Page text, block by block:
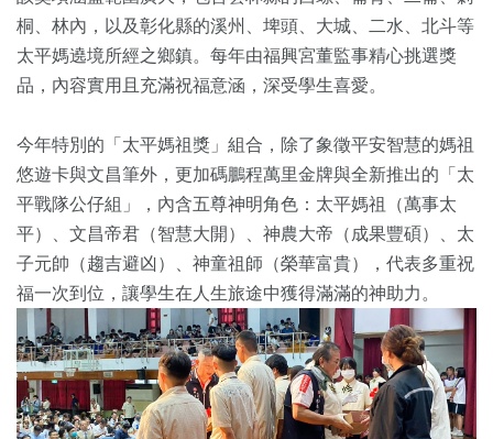
桐、林內，以及彰化縣的溪州、埤頭、大城、二水、北斗等
太平媽遶境所經之鄉鎮。每年由福興宮董監事精心挑選獎
品，內容實用且充滿祝福意涵，深受學生喜愛。
今年特別的「太平媽祖獎」組合，除了象徵平安智慧的媽祖
悠遊卡與文昌筆外，更加碼鵬程萬里金牌與全新推出的「太
平戰隊公仔組」，內含五尊神明角色：太平媽祖（萬事太
平）、文昌帝君（智慧大開）、神農大帝（成果豐碩）、太
子元帥（趨吉避凶）、神童祖師（榮華富貴），代表多重祝
福一次到位，讓學生在人生旅途中獲得滿滿的神助力。